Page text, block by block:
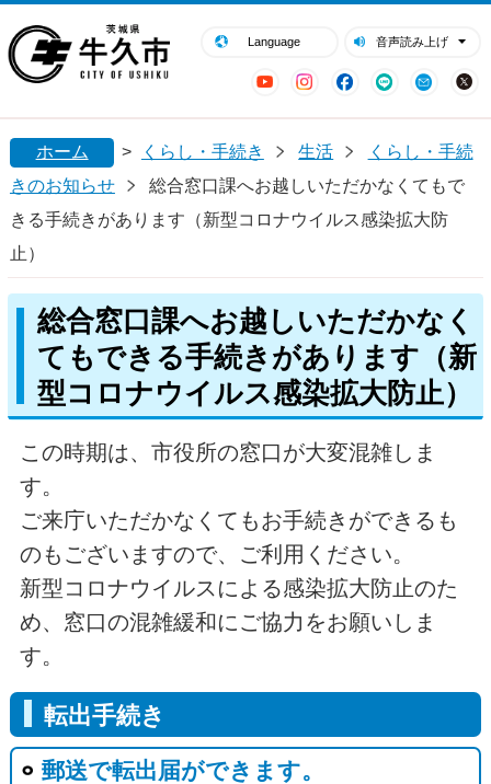
Language 音声読み上げ
YouTubeInstagram
Facebook
LINE Mail
閉じる
ホーム > くらし・手続き 生活
くらし・手続
きのお知らせ
総合窓口課へお越しいただかなくてもで
きる手続きがあります（新型コロナウイルス感染拡大防
止）
総合窓口課へお越しいただかなく
てもできる手続きがあります（新
型コロナウイルス感染拡大防止）
この時期は、市役所の窓口が大変混雑しま
す。
ご来庁いただかなくてもお手続きができるも
のもございますので、ご利用ください。
新型コロナウイルスによる感染拡大防止のた
め、窓口の混雑緩和にご協力をお願いしま
す。
転出手続き
郵送で転出届ができます。